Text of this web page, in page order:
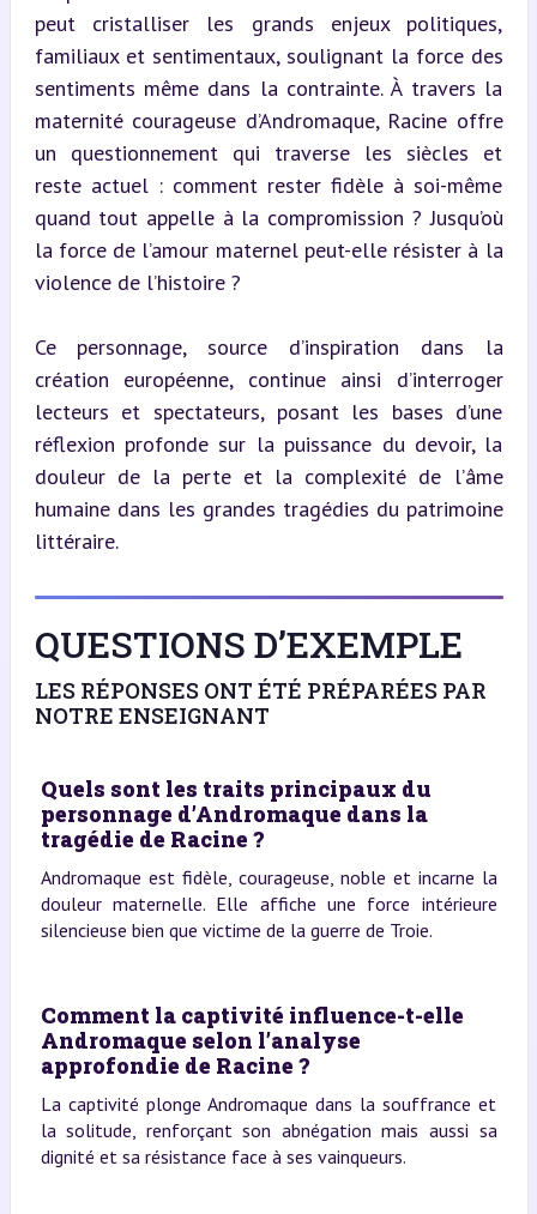
peut cristalliser les grands enjeux politiques,
familiaux et sentimentaux, soulignant la force des
sentiments même dans la contrainte. À travers la
maternité courageuse d’Andromaque, Racine offre
un questionnement qui traverse les siècles et
reste actuel : comment rester fidèle à soi-même
quand tout appelle à la compromission ? Jusqu’où
la force de l’amour maternel peut-elle résister à la
violence de l’histoire ?
Ce personnage, source d’inspiration dans la
création européenne, continue ainsi d’interroger
lecteurs et spectateurs, posant les bases d’une
réflexion profonde sur la puissance du devoir, la
douleur de la perte et la complexité de l’âme
humaine dans les grandes tragédies du patrimoine
littéraire.
QUESTIONS D’EXEMPLE
LES RÉPONSES ONT ÉTÉ PRÉPARÉES PAR
NOTRE ENSEIGNANT
Quels sont les traits principaux du
personnage d’Andromaque dans la
tragédie de Racine ?
Andromaque est fidèle, courageuse, noble et incarne la
douleur maternelle. Elle affiche une force intérieure
silencieuse bien que victime de la guerre de Troie.
Comment la captivité influence-t-elle
Andromaque selon l’analyse
approfondie de Racine ?
La captivité plonge Andromaque dans la souffrance et
la solitude, renforçant son abnégation mais aussi sa
dignité et sa résistance face à ses vainqueurs.